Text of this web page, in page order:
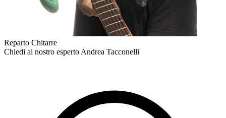
Reparto Chitarre
Chiedi al nostro espertoAndrea Tacconelli